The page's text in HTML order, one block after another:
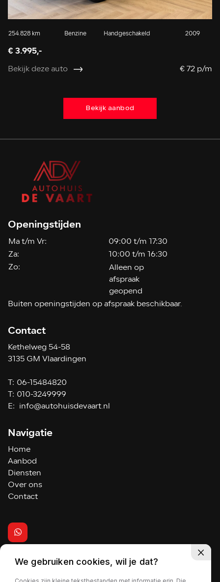
254.828 km Benzine Handgeschakeld 2009
€ 3.995,-
Bekijk deze auto € 72 p/m
Bekijk aanbod
Openingstijden
Ma t/m Vr:
09:00 t/m 17:30
Za:
10:00 t/m 16:30
Zo:
Alleen op
afspraak
geopend
Buiten openingstijden op afspraak beschikbaar.
Contact
Kethelweg 54-58
3135 GM Vlaardingen
T: 06-15484820
T: 010-3249999
E:
info@autohuisdevaart.nl
Navigatie
Home
Aanbod
Diensten
Over ons
Contact
2026 - Autohuis de Vaart
We gebruiken cookies, wil je dat?